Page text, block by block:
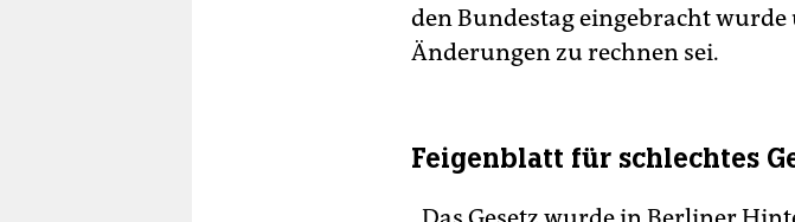
den Bundestag eingebracht
Änderungen zu rechnen sei.
Feigenblatt für schlechtes